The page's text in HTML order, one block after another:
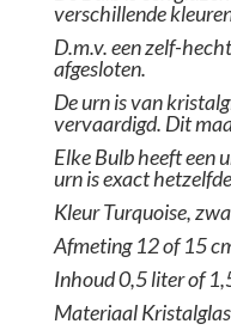
verschillende
D.m.v. een zelf-
afgesloten.
De urn is van
vervaardigd. Dit
Elke Bulb heeft een
urn is exact
Kleur Turquoise,
Afmeting 12 of 15
Inhoud 0,5 liter of
Materiaal Kristalglas